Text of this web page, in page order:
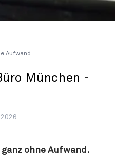
Aufwand
München -
2026
ohne Aufwand.